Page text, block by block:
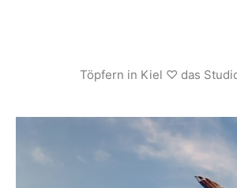
Töpfern in Kiel ♡ das